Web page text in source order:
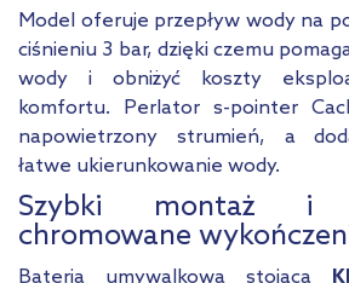
Model oferuje przepływ wody na
ciśnieniu 3 bar, dzięki czemu
wody i obniżyć koszty
komfortu. Perlator s-pointer
napowietrzony strumień, a
łatwe ukierunkowanie wody.
Szybki montaż i
chromowane
Bateria umywalkowa stojąca